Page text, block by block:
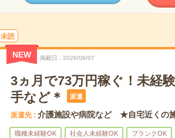
未読
NEW 掲載日 2026/08/07
3ヵ月で73万円稼ぐ！未経
手など＊
派遣
派遣先 介護施設や病院など ★自宅近くの
職種未経験OK 社会人未経験OK ブランクOK